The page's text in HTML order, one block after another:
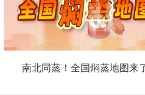
南北同蒸！全国焖蒸地图来